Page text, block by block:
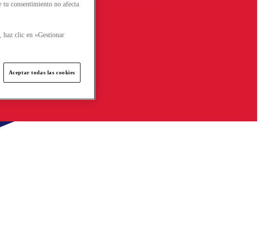
tu consentimiento no afecta
haz clic en «Gestionar
Aceptar todas las cookies